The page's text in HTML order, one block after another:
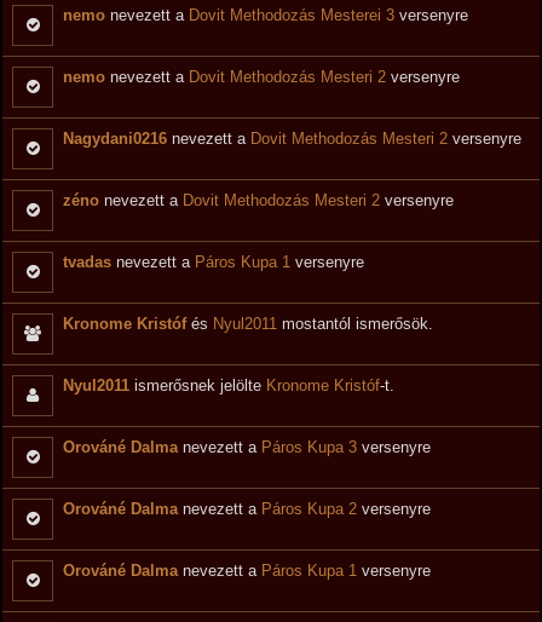
nemo nevezett a Dovit Methodozás Mesterei 3 versenyre
nemo nevezett a Dovit Methodozás Mesteri 2 versenyre
Nagydani0216 nevezett a Dovit Methodozás Mesteri 2 versenyre
zéno nevezett a Dovit Methodozás Mesteri 2 versenyre
tvadas nevezett a Páros Kupa 1 versenyre
Kronome Kristófés Nyul2011 mostantól ismerősök.
Nyul2011 ismerősnek jelölte Kronome Kristóf-t.
Orováné Dalma nevezett a Páros Kupa 3 versenyre
Orováné Dalma nevezett a Páros Kupa 2 versenyre
Orováné Dalma nevezett a Páros Kupa 1 versenyre